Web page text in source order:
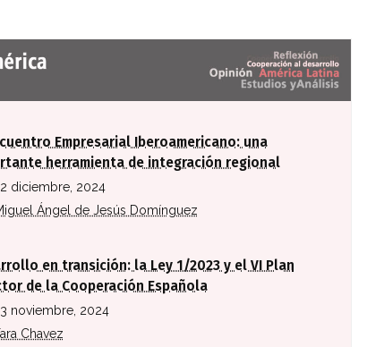
Blog Iberoamérica global
Empresarial Iberoamericano: una
herramienta de integración regional
diciembre, 2024
Ángel de Jesús Domínguez
en transición: la Ley 1/2023 y el VI Plan
de la Cooperación Española
noviembre, 2024
Chavez